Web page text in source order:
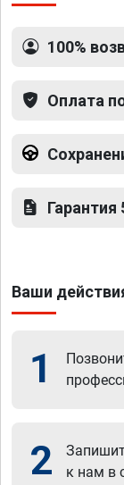
100%
Оплата
Гарантия
Ваши
1
2
к нам в